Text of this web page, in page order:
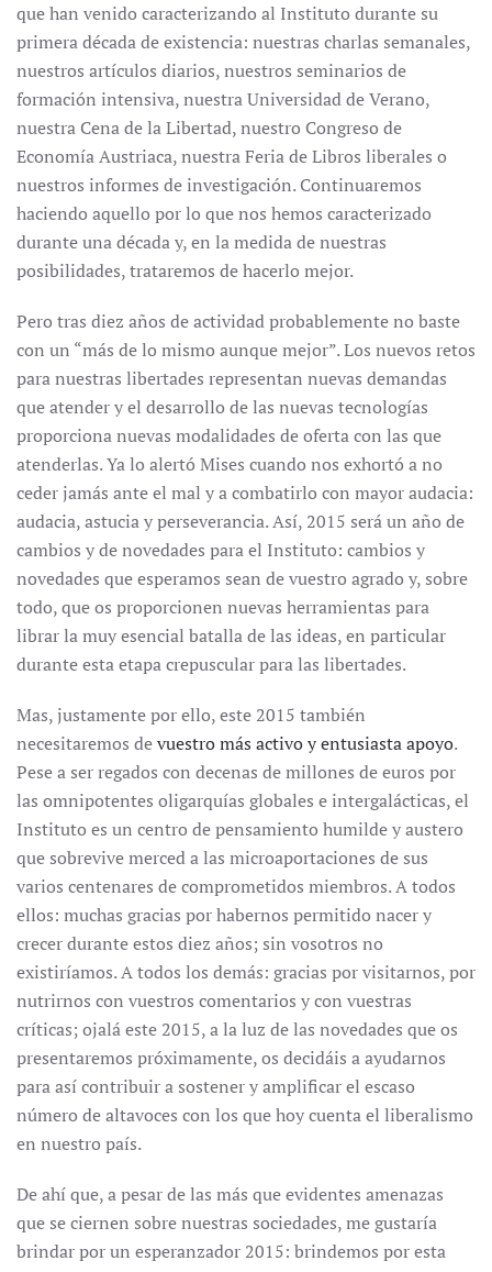
que han venido caracterizando al Instituto durante su
primera década de existencia: nuestras charlas semanales,
nuestros artículos diarios, nuestros seminarios de
formación intensiva, nuestra Universidad de Verano,
nuestra Cena de la Libertad, nuestro Congreso de
Economía Austriaca, nuestra Feria de Libros liberales o
nuestros informes de investigación. Continuaremos
haciendo aquello por lo que nos hemos caracterizado
durante una década y, en la medida de nuestras
posibilidades, trataremos de hacerlo mejor.
Pero tras diez años de actividad probablemente no baste
con un “más de lo mismo aunque mejor”. Los nuevos retos
para nuestras libertades representan nuevas demandas
que atender y el desarrollo de las nuevas tecnologías
proporciona nuevas modalidades de oferta con las que
atenderlas. Ya lo alertó Mises cuando nos exhortó a no
ceder jamás ante el mal y a combatirlo con mayor audacia:
audacia, astucia y perseverancia. Así, 2015 será un año de
cambios y de novedades para el Instituto: cambios y
novedades que esperamos sean de vuestro agrado y, sobre
todo, que os proporcionen nuevas herramientas para
librar la muy esencial batalla de las ideas, en particular
durante esta etapa crepuscular para las libertades.
Mas, justamente por ello, este 2015 también
necesitaremos devuestro más activo y entusiasta apoyo.
Pese a ser regados con decenas de millones de euros por
las omnipotentes oligarquías globales e intergalácticas, el
Instituto es un centro de pensamiento humilde y austero
que sobrevive merced a las microaportaciones de sus
varios centenares de comprometidos miembros. A todos
ellos: muchas gracias por habernos permitido nacer y
crecer durante estos diez años; sin vosotros no
existiríamos. A todos los demás: gracias por visitarnos, por
nutrirnos con vuestros comentarios y con vuestras
críticas; ojalá este 2015, a la luz de las novedades que os
presentaremos próximamente, os decidáis a ayudarnos
para así contribuir a sostener y amplificar el escaso
número de altavoces con los que hoy cuenta el liberalismo
en nuestro país.
De ahí que, a pesar de las más que evidentes amenazas
que se ciernen sobre nuestras sociedades, me gustaría
brindar por un esperanzador 2015: brindemos por esta